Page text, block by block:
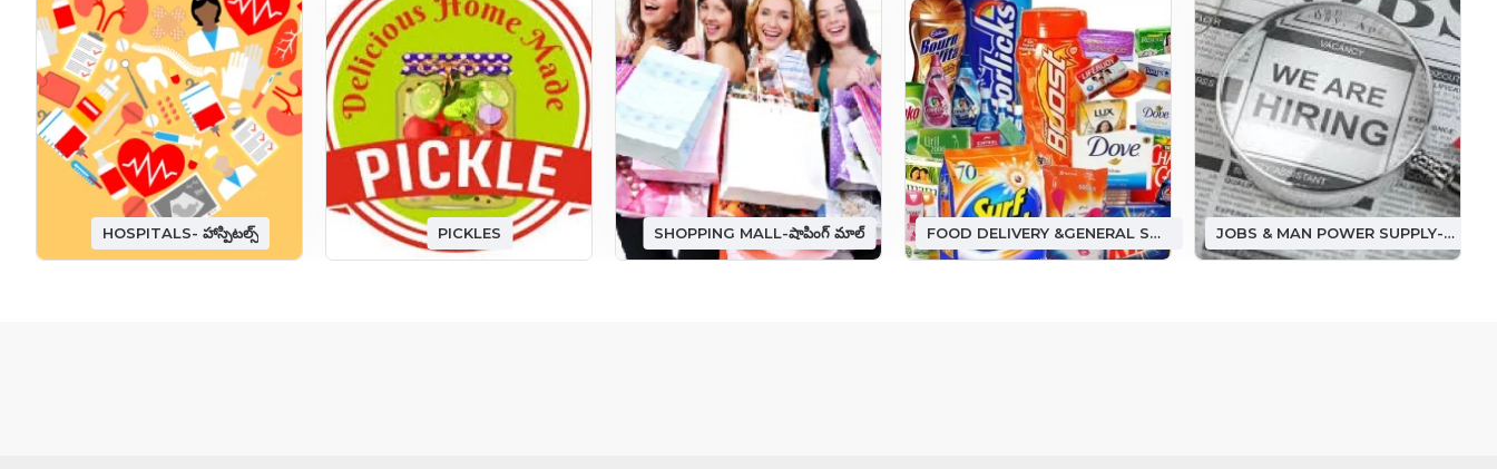
HOSPITALS- హాస్పిటల్స్ PICKLES SHOPPING MALL-షాపింగ్ మాల్ FOOD DELIVERY &GENERAL STORE ఫుడ్ డెలివరీ &(జనరల్ స్టోర్) JOBS & MAN POWER SUPPLY-జాబ్ అండ్ మ్యాన్ పవర్ సప్లై